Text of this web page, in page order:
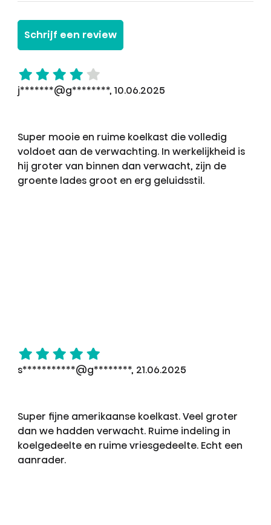
Schrijf een review
j*******@g********, 10.06.2025
Super mooie en ruime koelkast die volledig
voldoet aan de verwachting. In werkelijkheid is
hij groter van binnen dan verwacht, zijn de
groente lades groot en erg geluidsstil.
s***********@g********, 21.06.2025
Super fijne amerikaanse koelkast. Veel groter
dan we hadden verwacht. Ruime indeling in
koelgedeelte en ruime vriesgedeelte. Echt een
aanrader.